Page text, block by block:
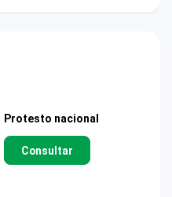
Protesto nacional
Consultar